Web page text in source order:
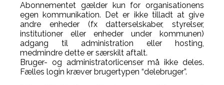
Abonnementet gælder kun for organisationens
egen kommunikation. Det er ikke tilladt at give
andre enheder (fx datterselskaber, styrelser,
institutioner eller enheder under kommunen)
adgang til administration eller hosting,
medmindre dette er særskilt aftalt.
Bruger- og administratorlicenser må ikke deles.
Fælles login kræver brugertypen “delebruger”.